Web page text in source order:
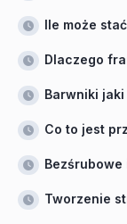
Ile może
Dlaczego
Barwniki jaki
Co to jest
Tworzenie